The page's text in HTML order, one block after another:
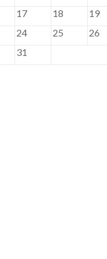
17
18 19
24
25 26
31